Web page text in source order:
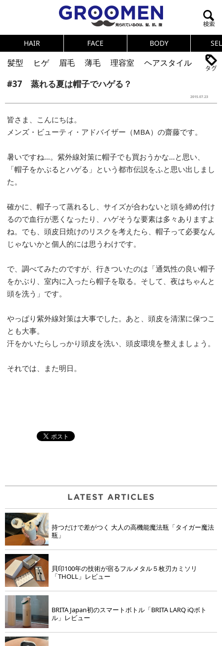
HAIR FACE BODY
髪型 ヒゲ 眉毛 薄毛 理容室
ヘアスタイル
ヘアカタログ
体臭 ニオイ
連載
メンズコスメ
NEWS PICK UP 筋肉
女の本音
テストステロン
海外セレブ 眉毛
メタボ
トレーニング
好印象な男
頭皮ケア
#37 蒸れる夏は帽子でハゲる？
2015.07.23
皆さま、こんにちは。
メンズ・ビューティ・アドバイザー（MBA）の齋藤です。
暑いですね…。紫外線対策に帽子でも買おうかな…と思い、
「帽子をかぶるとハゲる」という都市伝説をふと思い出しまし
た。
確かに、帽子って蒸れるし、サイズが合わないと頭を締め付け
るので血行が悪くなったり、ハゲそうな要素は多々ありますよ
ね。でも、頭皮日焼けのリスクを考えたら、帽子って必要なん
じゃないかと個人的には思うわけです。
で、調べてみたのですが、行きついたのは「通気性の良い帽子
をかぶり、室内に入ったら帽子を取る。そして、夜はちゃんと
頭を洗う」です。
やっぱり紫外線対策は大事でした。あと、頭皮を清潔に保つこ
とも大事。
汗をかいたらしっかり頭皮を洗い、頭皮環境を整えましょう。
それでは、また明日。
持つだけで差がつく 大人の高機能魔法瓶「タイガー魔法
瓶」
貝印100年の技術が宿るフルメタル５枚刃カミソリ
「THOLL」レビュー
BRITA Japan初のスマートボトル「BRITA LARQ iQボト
ル」レビュー